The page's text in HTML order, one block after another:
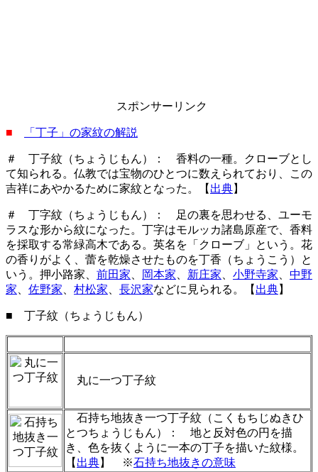
スポンサーリンク
■ 「丁子」の家紋の解説
＃ 丁子紋（ちょうじもん）： 香料の一種。クローブとし
て知られる。仏教では宝物のひとつに数えられており、この
吉祥にあやかるために家紋となった。【 出典】
＃ 丁字紋（ちょうじもん）： 足の裏を思わせる、ユーモ
ラスな形から紋になった。丁字はモルッカ諸島原産で、香料
を採取する常緑高木である。英名を「クローブ」という。花
の香りがよく、蕾を乾燥させたものを丁香（ちょうこう）と
いう。押小路家、 前田家 岡本家 新庄家 小野寺家
中野
家
佐野家 村松家 長沢家などに見られる。【 出典】
■ 丁子紋（ちょうじもん）
丸に一つ丁子紋
石持ち地抜き一つ丁子紋（こくもちじぬきひ
とつちょうじもん）： 地と反対色の円を描
き、色を抜くように一本の丁子を描いた紋様。
【 出典】 ※石持ち地抜きの意味